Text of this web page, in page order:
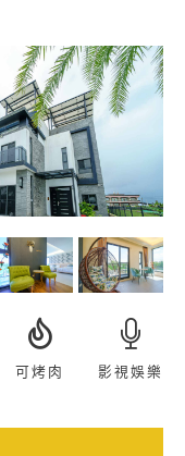
可烤肉 影視娛樂